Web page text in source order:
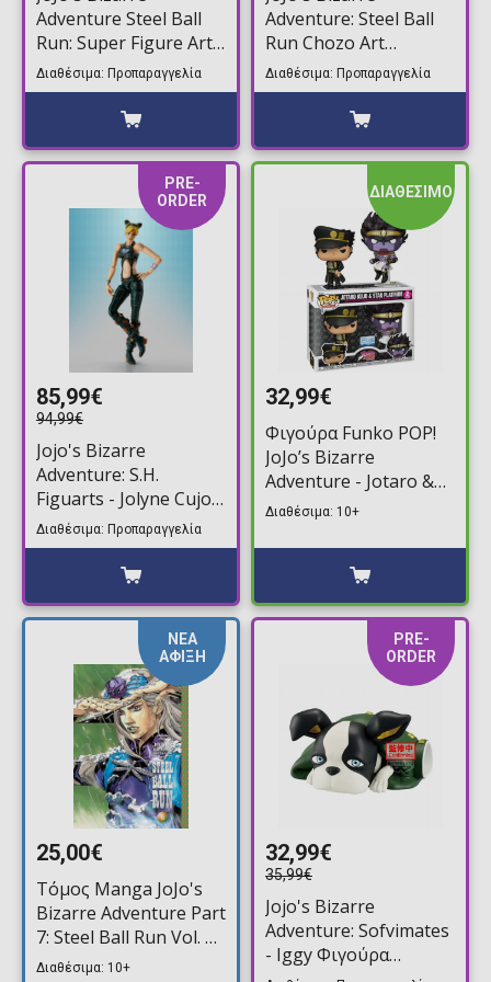
Adventure Steel Ball
Run: Super Figure Art -
Johnny & Slow Dancer
Φιγούρα Αγαλματίδιο
Διαθέσιμα: Προπαραγγελία
Adventure: Steel Ball
Run Chozo Art
Collection Johnny
Joestar & Slow Dancer
Φιγούρα Αγαλματίδιο
Διαθέσιμα: Προπαραγγελία
PRE-
ORDER
85,99€
94,99€
Jojo's Bizarre
Adventure: S.H.
Figuarts - Jolyne Cujoh
Φιγούρα Δράσης
(16cm)
Διαθέσιμα: Προπαραγγελία
ΔΙΑΘΕΣΙΜΟ
32,99€
Φιγούρα Funko POP!
JoJo’s Bizarre
Adventure - Jotaro &
Star Platinum 2-Pack
Διαθέσιμα: 10+
ΝΕΑ
ΑΦΙΞΗ
25,00€
Τόμος Manga JoJo's
Bizarre Adventure Part
7: Steel Ball Run Vol. 06
HC
Διαθέσιμα: 10+
PRE-
ORDER
32,99€
35,99€
Jojo's Bizarre
Adventure: Sofvimates
- Iggy Φιγούρα